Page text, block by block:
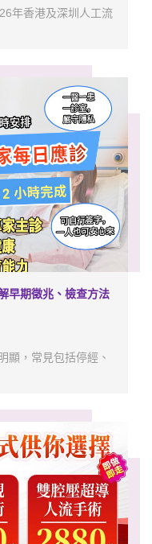
年香港及深圳人工流
早期徵兆、檢查方法
顯，常見包括停經、